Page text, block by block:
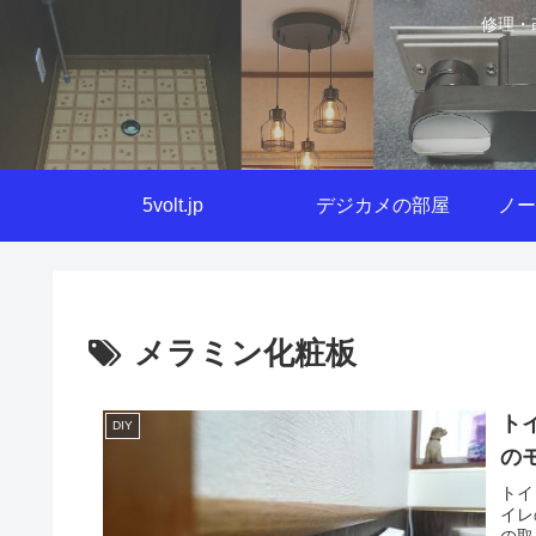
修理・
5volt.jp デジカメの部屋 ノ
メラミン化粧板
DIY
ト
の
ト
イ